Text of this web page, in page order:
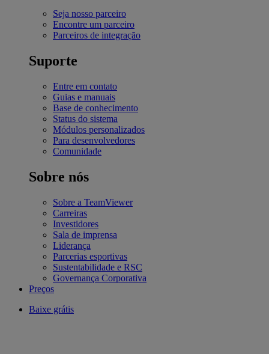
Seja nosso parceiro
Encontre um parceiro
Parceiros de integração
Suporte
Entre em contato
Guias e manuais
Base de conhecimento
Status do sistema
Módulos personalizados
Para desenvolvedores
Comunidade
Sobre nós
Sobre a TeamViewer
Carreiras
Investidores
Sala de imprensa
Liderança
Parcerias esportivas
Sustentabilidade e RSC
Governança Corporativa
Preços
Baixe grátis